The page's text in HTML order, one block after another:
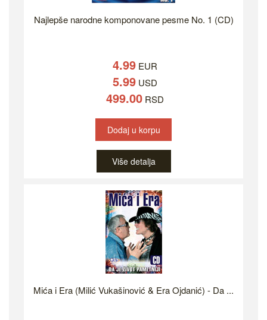
Najlepše narodne komponovane pesme No. 1 (CD)
4.99 EUR
5.99 USD
499.00 RSD
Dodaj u korpu
Više detalja
Mića i Era (Milić Vukašinović & Era Ojdanić) - Da ...